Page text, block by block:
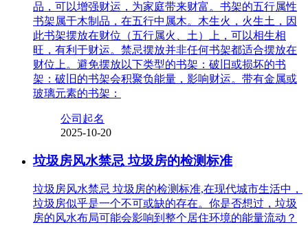
品，可以增强财运，为家庭带来财富。书架的五行属性
书架属于木制品，在五行中属木。木生火，火生土，因
此书架摆放在财位（五行属火、土）上，可以相生相
旺，有利于财运。禁忌摆放并非任何书架都适合摆放在
财位上。避免摆放以下类型的书架：破旧或损坏的书
架：破旧的书架会积聚负能量，影响财运。带有金属或
玻璃元素的书架：
公司起名
2025-10-20
垃圾房风水禁忌 垃圾房的检测标准
垃圾房风水禁忌 垃圾房的检测标准,在现代城市生活中，
垃圾房似乎是一个不可或缺的存在。你是否想过，垃圾
房的风水布局可能会影响到整个居住环境的能量流动？